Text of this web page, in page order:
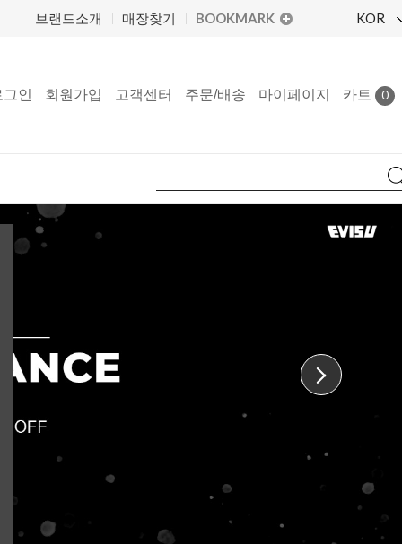
브랜드소개 매장찾기 BOOKMARK KOR
인 회원가입 고객센터 주문/배송 마이페이지 카트 0